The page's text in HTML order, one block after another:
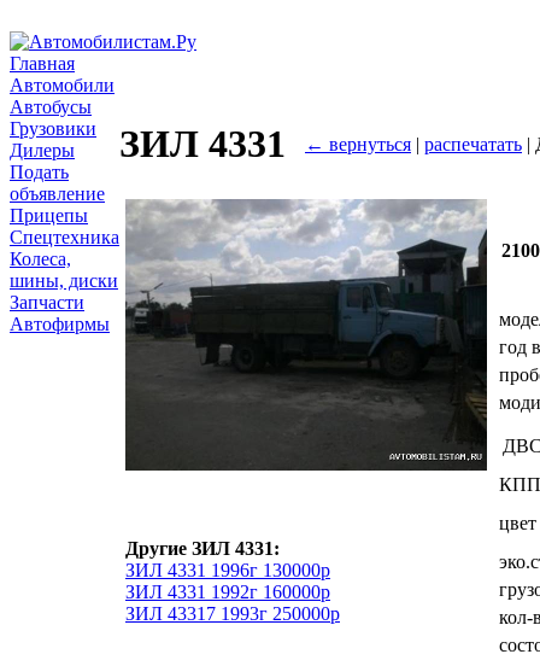
Главная
Автомобили
Автобусы
Грузовики
Дилеры
Подать
объявление
Прицепы
Спецтехника
Колеса,
шины, диски
Запчасти
Автофирмы
ЗИЛ 4331 ← вернуться | распечатать |
Другие ЗИЛ 4331:
ЗИЛ 4331 1996г 130000р
ЗИЛ 4331 1992г 160000р
ЗИЛ 43317 1993г 250000р
год
КПП
цвет
кол-